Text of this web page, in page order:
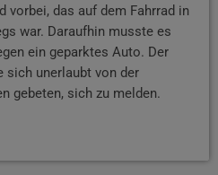
vorbei, das auf dem Fahrrad in
war. Daraufhin musste es
ein geparktes Auto. Der
sich unerlaubt von der
gebeten, sich zu melden.